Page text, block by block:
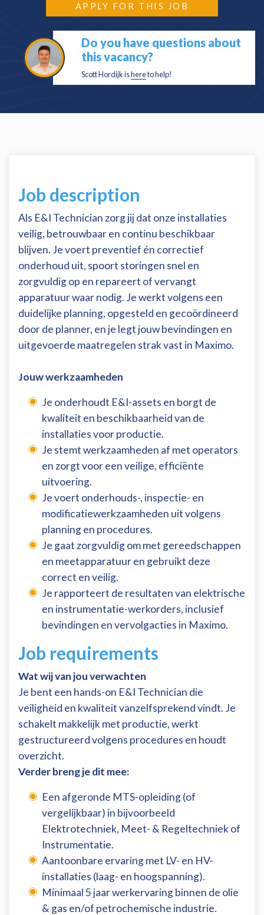
APPLY FOR THIS JOB
Do you have questions about
this vacancy?
Scott Hordijk ishereto help!
Job description
Als E&I Technician zorg jij dat onze installaties
veilig, betrouwbaar en continu beschikbaar
blijven. Je voert preventief én correctief
onderhoud uit, spoort storingen snel en
zorgvuldig op en repareert of vervangt
apparatuur waar nodig. Je werkt volgens een
duidelijke planning, opgesteld en gecoördineerd
door de planner, en je legt jouw bevindingen en
uitgevoerde maatregelen strak vast in Maximo.
Jouw werkzaamheden
Je onderhoudt E&I-assets en borgt de
kwaliteit en beschikbaarheid van de
installaties voor productie.
Je stemt werkzaamheden af met operators
en zorgt voor een veilige, efficiënte
uitvoering.
Je voert onderhouds-, inspectie- en
modificatiewerkzaamheden uit volgens
planning en procedures.
Je gaat zorgvuldig om met gereedschappen
en meetapparatuur en gebruikt deze
correct en veilig.
Je rapporteert de resultaten van elektrische
en instrumentatie-werkorders, inclusief
bevindingen en vervolgacties in Maximo.
Job requirements
Wat wij van jou verwachten
Je bent een hands-on E&I Technician die
veiligheid en kwaliteit vanzelfsprekend vindt. Je
schakelt makkelijk met productie, werkt
gestructureerd volgens procedures en houdt
overzicht.
Verder breng je dit mee:
Een afgeronde MTS-opleiding (of
vergelijkbaar) in bijvoorbeeld
Elektrotechniek, Meet- & Regeltechniek of
Instrumentatie.
Aantoonbare ervaring met LV- en HV-
installaties (laag- en hoogspanning).
Minimaal 5 jaar werkervaring binnen de olie
& gas en/of petrochemische industrie.